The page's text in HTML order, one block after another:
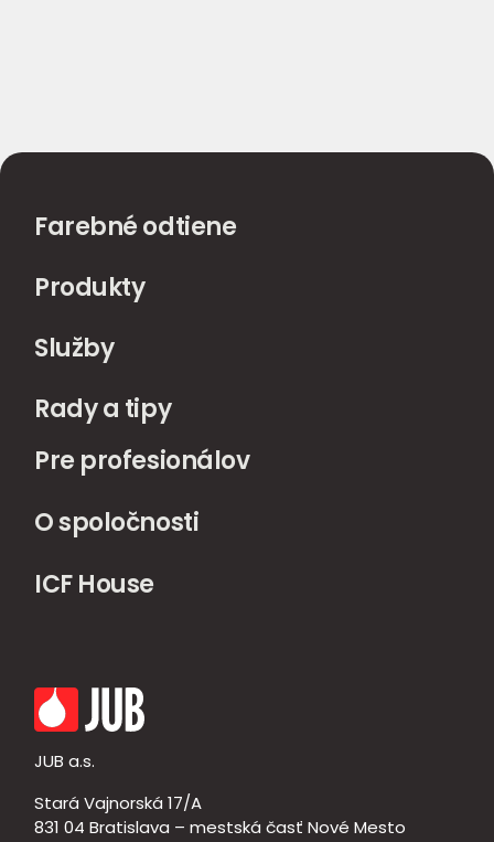
Farebné odtiene
Produkty
Služby
Rady a tipy
Pre profesionálov
O spoločnosti
ICF House
JUB a.s.
Stará Vajnorská 17/A
831 04 Bratislava – mestská časť Nové Mesto